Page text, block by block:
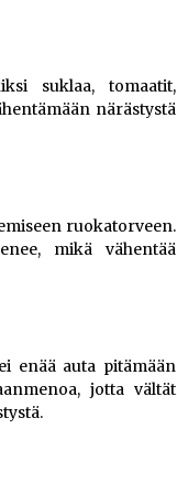
suklaa, tomaatit,
närästystä
ruokatorveen.
mikä vähentää
enää auta pitämään
jotta vältät